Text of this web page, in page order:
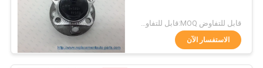
معلومات
72
قابل للتفاوض MOQ:قابل للتفاوض
الاستفسار الآن